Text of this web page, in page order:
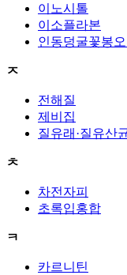
이노시톨
이소플라본
인동덩굴꽃봉오
ㅈ
전해질
제비집
질유래·질유산
ㅊ
차전자피
초록입홍합
ㅋ
카르니틴